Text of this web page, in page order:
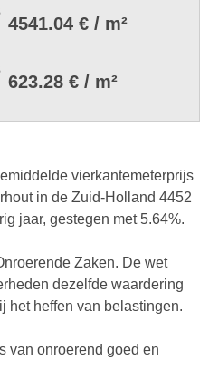
4541.04 € / m²
623.28 € / m²
vierkantemeterprijs
in de Zuid-Holland 4452
jaar, gestegen met 5.64%.
Zaken. De wet
dezelfde waardering
het heffen van belastingen.
van onroerend goed en